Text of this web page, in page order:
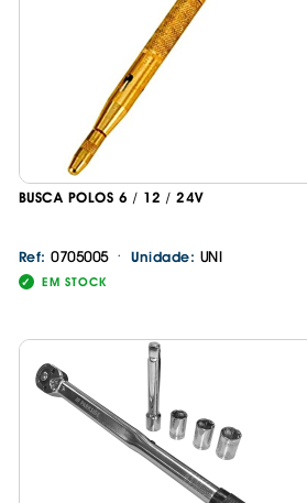
BUSCA POLOS 6 / 12 / 24V
Ref:0705005 · Unidade: UNI
EM STOCK